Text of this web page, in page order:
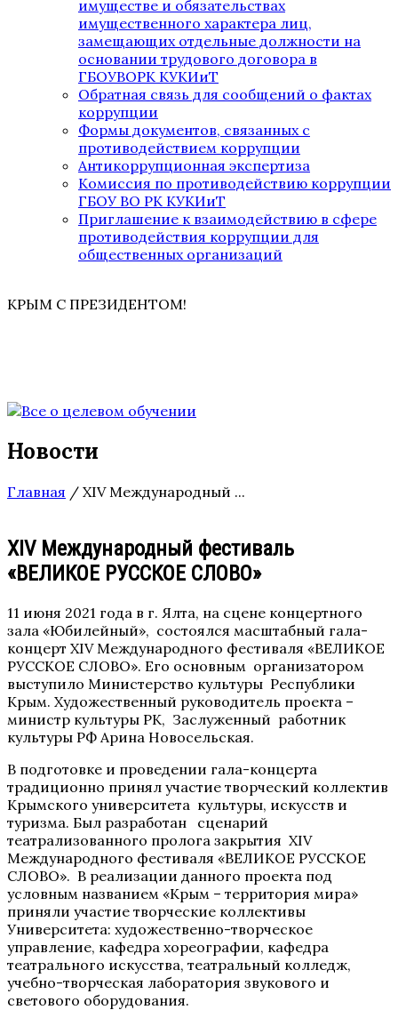
имуществе и обязательствах
имущественного характера лиц,
замещающих отдельные должности на
основании трудового договора в
ГБОУВОРК КУКИиТ
Обратная связь для сообщений о фактах
коррупции
Формы документов, связанных с
противодействием коррупции
Антикоррупционная экспертиза
Комиссия по противодействию коррупции
ГБОУ ВО РК КУКИиТ
Приглашение к взаимодействию в сфере
противодействия коррупции для
общественных организаций
КРЫМ С ПРЕЗИДЕНТОМ!
Новости
Главная / XIV Международный ...
XIV Международный фестиваль
«ВЕЛИКОЕ РУССКОЕ СЛОВО»
11 июня 2021 года в г. Ялта, на сцене концертного
зала «Юбилейный», состоялся масштабный гала-
концерт XIV Международного фестиваля «ВЕЛИКОЕ
РУССКОЕ СЛОВО». Его основным организатором
выступило Министерство культуры Республики
Крым. Художественный руководитель проекта –
министр культуры РК, Заслуженный работник
культуры РФ Арина Новосельская.
В подготовке и проведении гала-концерта
традиционно принял участие творческий коллектив
Крымского университета культуры, искусств и
туризма. Был разработан сценарий
театрализованного пролога закрытия XIV
Международного фестиваля «ВЕЛИКОЕ РУССКОЕ
СЛОВО». В реализации данного проекта под
условным названием «Крым – территория мира»
приняли участие творческие коллективы
Университета: художественно-творческое
управление, кафедра хореографии, кафедра
театрального искусства, театральный колледж,
учебно-творческая лаборатория звукового и
светового оборудования.